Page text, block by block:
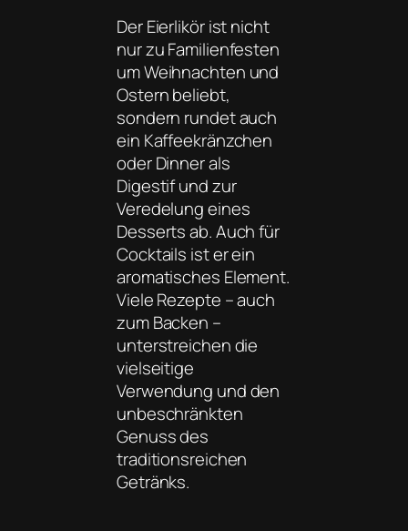
Der Eierlikör ist nicht
nur zu Familienfesten
um Weihnachten und
Ostern beliebt,
sondern rundet auch
ein Kaffeekränzchen
oder Dinner als
Digestif und zur
Veredelung eines
Desserts ab. Auch für
Cocktails ist er ein
aromatisches Element.
Viele Rezepte – auch
zum Backen –
unterstreichen die
vielseitige
Verwendung und den
unbeschränkten
Genuss des
traditionsreichen
Getränks.